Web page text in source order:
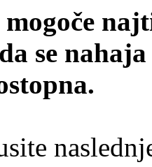
se